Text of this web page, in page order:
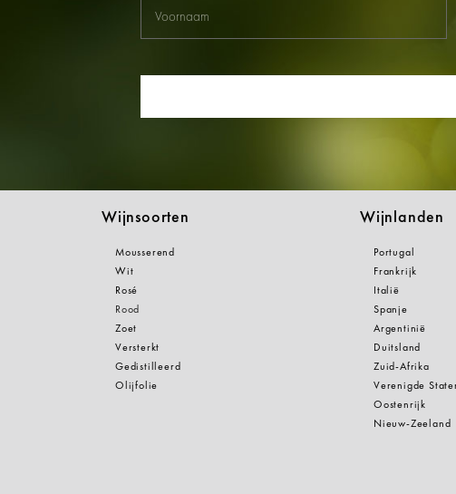
Wijnsoorten
Mousserend
Wit
Rosé
Rood
Zoet
Versterkt
Gedistilleerd
Olijfolie
Wijnlanden
Portugal
Frankrijk
Italië
Spanje
Argentinië
Duitsland
Zuid-Afrika
Verenigde
Oostenrijk
Nieuw-Zeeland